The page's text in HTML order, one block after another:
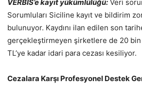
VERBİS’e kayıt yükümlülüğü: Veri
Sorumluları Siciline kayıt ve bildirim
bulunuyor. Kaydını ilan edilen son
gerçekleştirmeyen şirketlere de 20 bin
TL’ye kadar idari para cezası kesiliyor.
Cezalara Karşı Profesyonel Destek